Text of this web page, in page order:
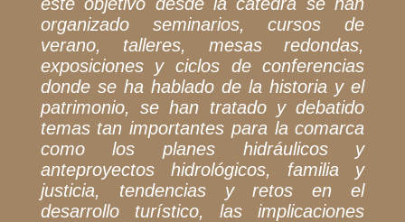
organizado seminarios, cursos de
verano, talleres, mesas redondas,
exposiciones y ciclos de conferencias
donde se ha hablado de la historia y el
patrimonio, se han tratado y debatido
temas tan importantes para la comarca
como los planes hidráulicos y
anteproyectos hidrológicos, familia y
justicia, tendencias y retos en el
desarrollo turístico, las implicaciones